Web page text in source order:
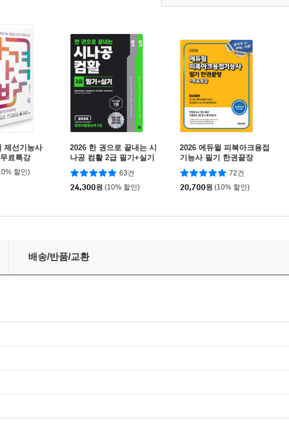
제선기능사
료특강
할인)
2026 한 권으로 끝내는 시
나공 컴활 2급 필기+실기
(컴퓨터활용능력 2급)
63건
24,300원 (10% 할인)
2026 에듀윌 피복아크용접
기능사 필기 한권끝장
72건
20,700원 (10% 할인)
배송/반품/교환